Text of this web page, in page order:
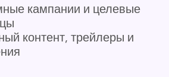
кампании и целевые
контент, трейлеры и